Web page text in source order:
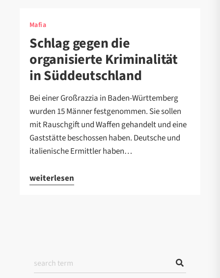
Mafia
Schlag gegen die
organisierte Kriminalität
in Süddeutschland
Bei einer Großrazzia in Baden-Württemberg
wurden 15 Männer festgenommen. Sie sollen
mit Rauschgift und Waffen gehandelt und eine
Gaststätte beschossen haben. Deutsche und
italienische Ermittler haben…
weiterlesen